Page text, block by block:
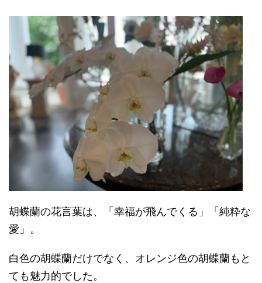
胡蝶蘭の花言葉は、「幸福が飛んでくる」「純粋な
愛」。
白色の胡蝶蘭だけでなく、オレンジ色の胡蝶蘭もと
ても魅力的でした。